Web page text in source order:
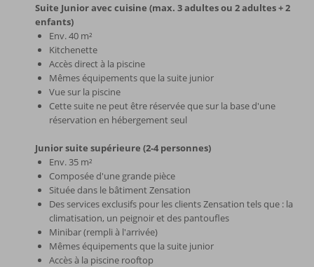
Suite Junior avec cuisine (max. 3 adultes ou 2 adultes + 2
enfants)
Env. 40 m²
Kitchenette
Accès direct à la piscine
Mêmes équipements que la suite junior
Vue sur la piscine
Cette suite ne peut être réservée que sur la base d'une
réservation en hébergement seul
Junior suite supérieure (2-4 personnes)
Env. 35 m²
Composée d'une grande pièce
Située dans le bâtiment Zensation
Des services exclusifs pour les clients Zensation tels que : la
climatisation, un peignoir et des pantoufles
Minibar (rempli à l'arrivée)
Mêmes équipements que la suite junior
Accès à la piscine rooftop